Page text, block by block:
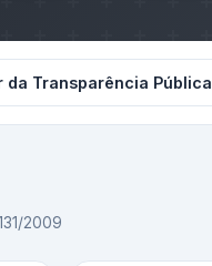
da Transparência Pública
2009